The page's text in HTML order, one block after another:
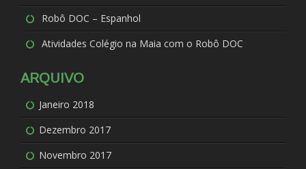
Robô DOC – Espanhol
Atividades Colégio na Maia com o Robô DOC
ARQUIVO
Janeiro 2018
Dezembro 2017
Novembro 2017